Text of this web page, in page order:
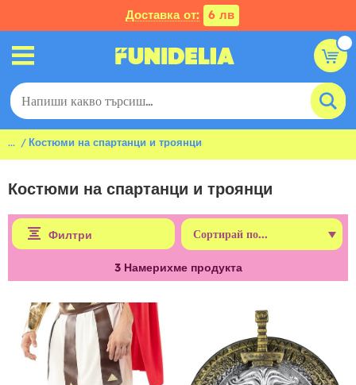
Доставка от: 6 лв
... Костюми на спартанци и троянци
Костюми на спартанци и троянци
Филтри
3Намерихме продукта